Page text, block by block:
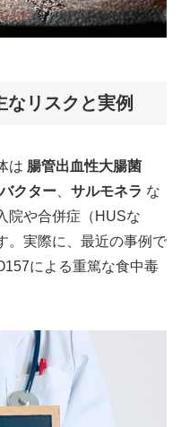
リスクと実例
は 腸管出血性大腸菌
クター サルモネラ な
院や合併症（HUSな
。実際に、最近の事例で
による重篤な食中毒